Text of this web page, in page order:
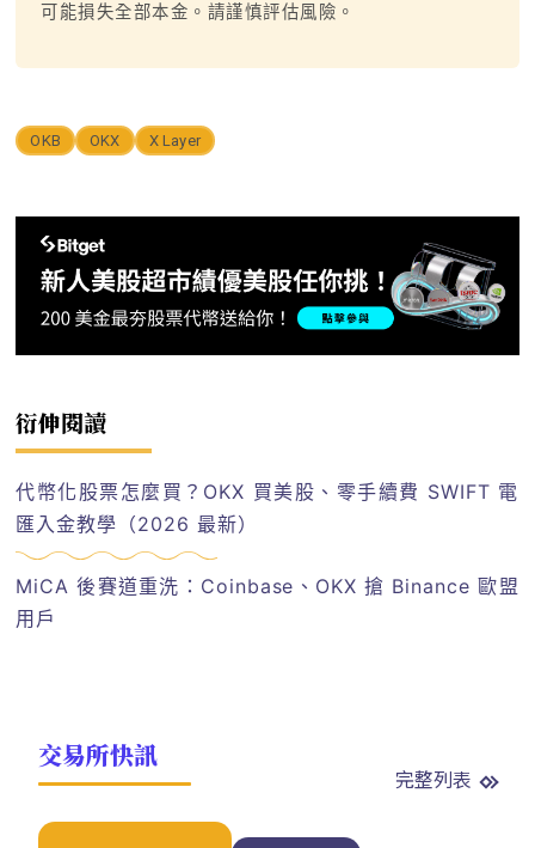
可能損失全部本金。請謹慎評估風險。
OKB OKX X Layer
衍伸閱讀
代幣化股票怎麼買？OKX 買美股、零手續費 SWIFT 電
匯入金教學（2026 最新）
MiCA 後賽道重洗：Coinbase、OKX 搶 Binance 歐盟
用戶
交易所快訊
完整列表